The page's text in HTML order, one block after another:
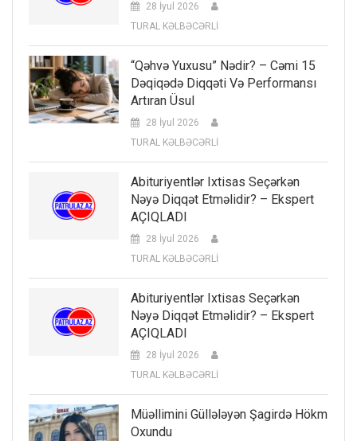
28 İyul 2026
TURAL KƏLBƏCƏRLİ
“Qəhvə Yuxusu” Nədir? – Cəmi 15
Dəqiqədə Diqqəti Və Performansı
Artıran Üsul
28 İyul 2026
TURAL KƏLBƏCƏRLİ
Abituriyentlər Ixtisas Seçərkən
Nəyə Diqqət Etməlidir? – Ekspert
AÇIQLADI
28 İyul 2026
TURAL KƏLBƏCƏRLİ
Abituriyentlər Ixtisas Seçərkən
Nəyə Diqqət Etməlidir? – Ekspert
AÇIQLADI
28 İyul 2026
TURAL KƏLBƏCƏRLİ
Müəllimini Güllələyən Şagirdə Hökm
Oxundu